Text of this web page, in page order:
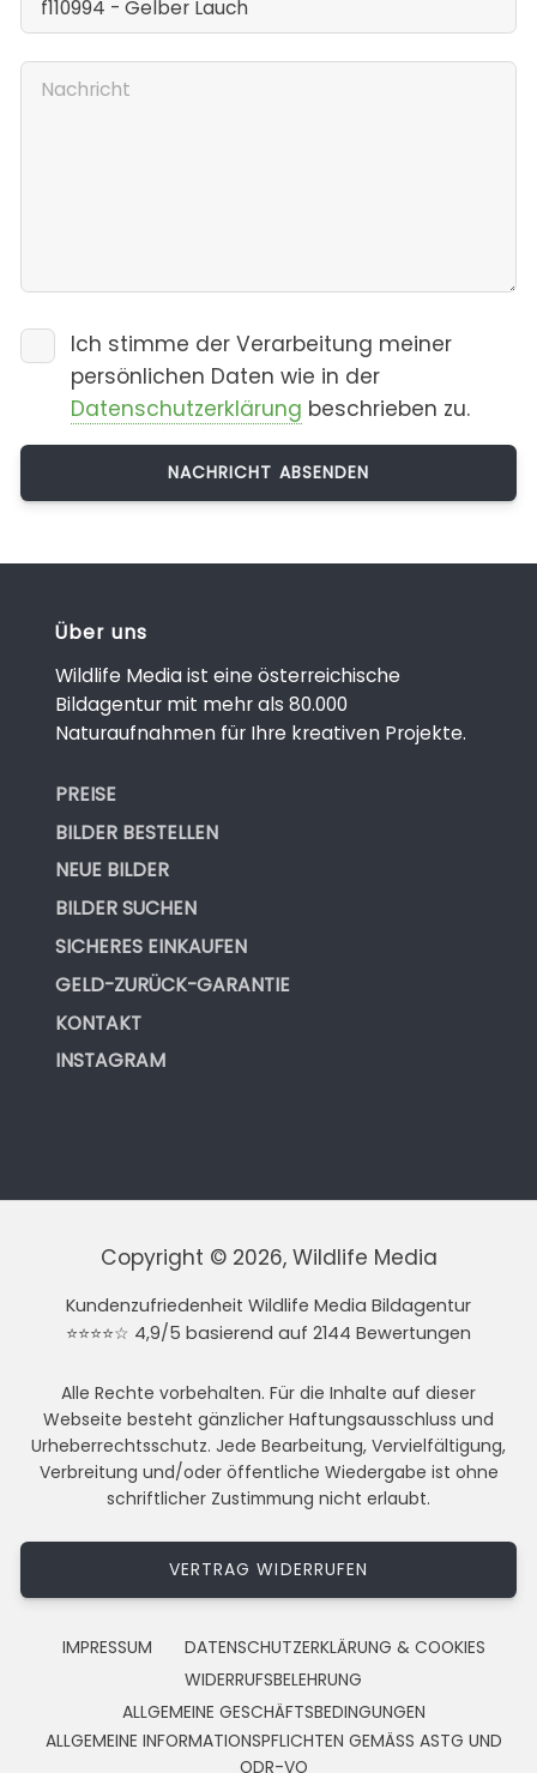
Ich stimme der Verarbeitung meiner
persönlichen Daten wie in der
Datenschutzerklärung beschrieben zu.
Über uns
Wildlife Media ist eine österreichische
Bildagentur mit mehr als 80.000
Naturaufnahmen für Ihre kreativen Projekte.
PREISE
BILDER BESTELLEN
NEUE BILDER
BILDER SUCHEN
SICHERES EINKAUFEN
GELD-ZURÜCK-GARANTIE
KONTAKT
INSTAGRAM
Copyright © 2026, Wildlife Media
Kundenzufriedenheit Wildlife Media Bildagentur
⭐⭐⭐⭐☆ 4,9/5 basierend auf 2144 Bewertungen
Alle Rechte vorbehalten. Für die Inhalte auf dieser
Webseite besteht gänzlicher Haftungsausschluss und
Urheberrechtsschutz. Jede Bearbeitung, Vervielfältigung,
Verbreitung und/oder öffentliche Wiedergabe ist ohne
schriftlicher Zustimmung nicht erlaubt.
VERTRAG WIDERRUFEN
IMPRESSUM
DATENSCHUTZERKLÄRUNG & COOKIES
WIDERRUFSBELEHRUNG
ALLGEMEINE GESCHÄFTSBEDINGUNGEN
ALLGEMEINE INFORMATIONSPFLICHTEN GEMÄSS ASTG UND
ODR-VO